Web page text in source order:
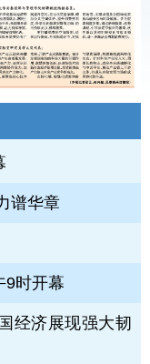
谱华章
9时开幕
经济展现强大韧